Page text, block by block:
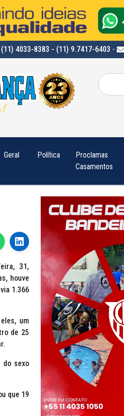
(11) 4033-8383 - (11) 9.7417-6403 -
Pesquisar
por:
Geral Política
Proclamas
Casamentos
31,
houve
1.366
um
de 25
do sexo
que 19